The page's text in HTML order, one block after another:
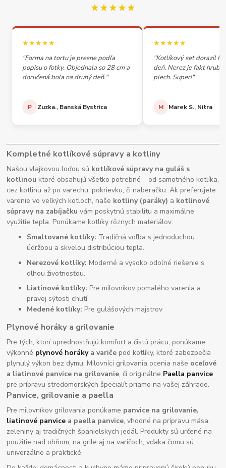
★★★★★
★★★★★
"Forma na tortu je presne podľa
popisu o fotky. Objednala so 28 cm a
doručená bola na druhý deň."
P Zuzka., Banská Bystrica
★★★★★
"Kotlíkový set dorazil
deň. Nerez je fakt
plech. Super!"
M Marek S., Nitra
Kompletné kotlíkové súpravy a kotliny
Našou vlajkovou loďou sú kotlíkové súpravy na guláš s
kotlinou ktoré obsahujú všetko potrebné – od samotného kotlíka,
cez kotlinu až po varechu, pokrievku, či naberačku. Ak preferujete
varenie vo veľkých kotloch, naše kotliny (paráky) a kotlinové
súpravy na zabíjačku vám poskytnú stabilitu a maximálne
využitie tepla. Ponúkame kotlíky rôznych materiálov:
Smaltované kotlíky: Tradičná voľba s jednoduchou
údržbou a skvelou distribúciou tepla.
Nerezové kotlíky: Moderné a vysoko odolné riešenie s
dlhou životnosťou.
Liatinové kotlíky: Pre milovníkov pomalého varenia a
pravej sýtosti chutí.
Medené kotlíky: Pre gulášových majstrov
Plynové horáky a grilovanie
Pre tých, ktorí uprednostňujú komfort a čistú prácu, ponúkame
výkonné plynové horákya variče pod kotlíky, ktoré zabezpečia
plynulý výkon bez dymu. Milovníci grilovania ocenia naše oceľové
a liatinové panvice na grilovanie, či originálne Paella panvice
pre prípravu stredomorských špecialít priamo na vašej záhrade.
Panvice, grilovanie a paella
Pre milovníkov grilovania ponúkame panvice na grilovanie,
liatinové panvice a paella panvice, vhodné na prípravu mäsa,
zeleniny aj tradičných španielskych jedál. Produkty sú určené na
použitie nad ohňom, na grile aj na varičoch, vďaka čomu sú
univerzálne a praktické.